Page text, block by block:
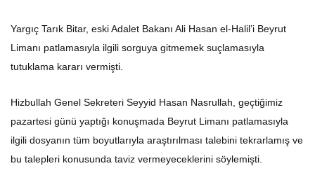
Yargıç Tarık Bitar, eski Adalet Bakanı Ali Hasan el-Halil’i Beyrut
Limanı patlamasıyla ilgili sorguya gitmemek suçlamasıyla
tutuklama kararı vermişti.
Hizbullah Genel Sekreteri Seyyid Hasan Nasrullah, geçtiğimiz
pazartesi günü yaptığı konuşmada Beyrut Limanı patlamasıyla
ilgili dosyanın tüm boyutlarıyla araştırılması talebini tekrarlamış ve
bu talepleri konusunda taviz vermeyeceklerini söylemişti.